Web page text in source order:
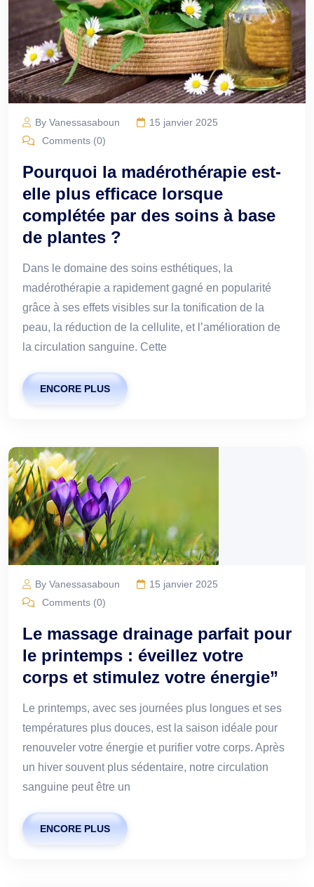
By Vanessasaboun
15 janvier 2025
Comments (0)
Pourquoi la madérothérapie est-
elle plus efficace lorsque
complétée par des soins à base
de plantes ?
Dans le domaine des soins esthétiques, la
madérothérapie a rapidement gagné en popularité
grâce à ses effets visibles sur la tonification de la
peau, la réduction de la cellulite, et l’amélioration de
la circulation sanguine. Cette
ENCORE PLUS
By Vanessasaboun
15 janvier 2025
Comments (0)
Le massage drainage parfait pour
le printemps : éveillez votre
corps et stimulez votre énergie”
Le printemps, avec ses journées plus longues et ses
températures plus douces, est la saison idéale pour
renouveler votre énergie et purifier votre corps. Après
un hiver souvent plus sédentaire, notre circulation
sanguine peut être un
ENCORE PLUS